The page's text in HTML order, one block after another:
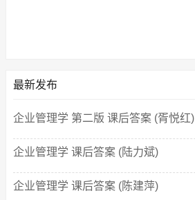
最新发布
企业管理学 第二版 课后答案 (胥悦红)
企业管理学 课后答案 (陆力斌)
企业管理学 课后答案 (陈建萍)